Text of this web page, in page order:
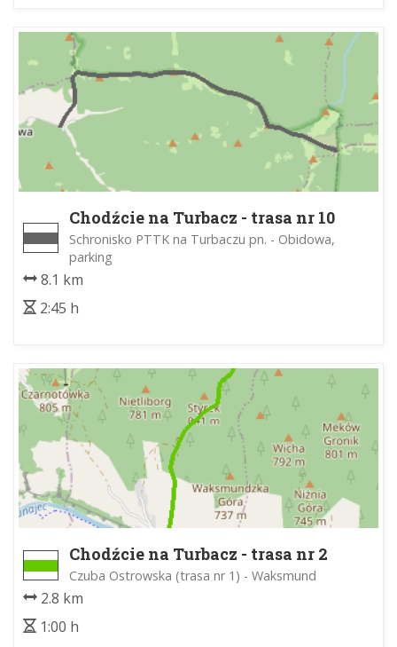
Chodźcie na Turbacz - trasa nr 10
Schronisko PTTK na Turbaczu pn. - Obidowa,
parking
8.1 km
2:45 h
Chodźcie na Turbacz - trasa nr 2
Czuba Ostrowska (trasa nr 1) - Waksmund
2.8 km
1:00 h